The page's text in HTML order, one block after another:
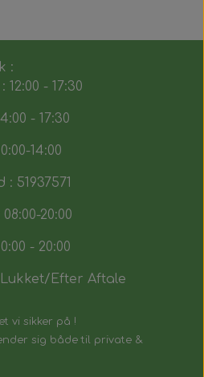
:
12:00 - 17:30
- 17:30
14:00
: 51937571
20:00
- 20:00
Efter Aftale
vi sikker på !
sig både til private &